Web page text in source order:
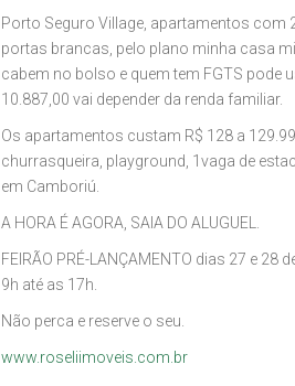
Porto Seguro Village, apartamentos com
portas brancas, pelo plano minha casa
cabem no bolso e quem tem FGTS pode
10.887,00 vai depender da renda familiar.
Os apartamentos custam R$ 128 a
churrasqueira, playground, 1vaga de
em Camboriú.
A HORA É AGORA, SAIA DO ALUGUEL.
FEIRÃO PRÉ-LANÇAMENTO dias 27 e
9h até as 17h.
Não perca e reserve o seu.
www.roseliimoveis.com.br